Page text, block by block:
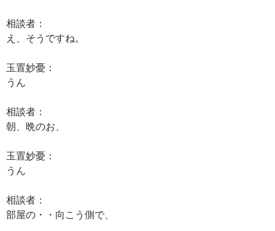
相談者：
え、そうですね。
玉置妙憂：
うん
相談者：
朝、晩のお、
玉置妙憂：
うん
相談者：
部屋の・・向こう側で、